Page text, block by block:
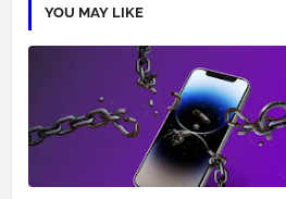
YOU MAY LIKE